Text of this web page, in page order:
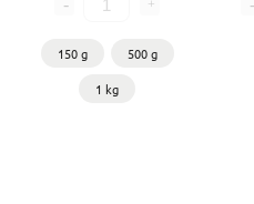
150 g
500 g
1 kg